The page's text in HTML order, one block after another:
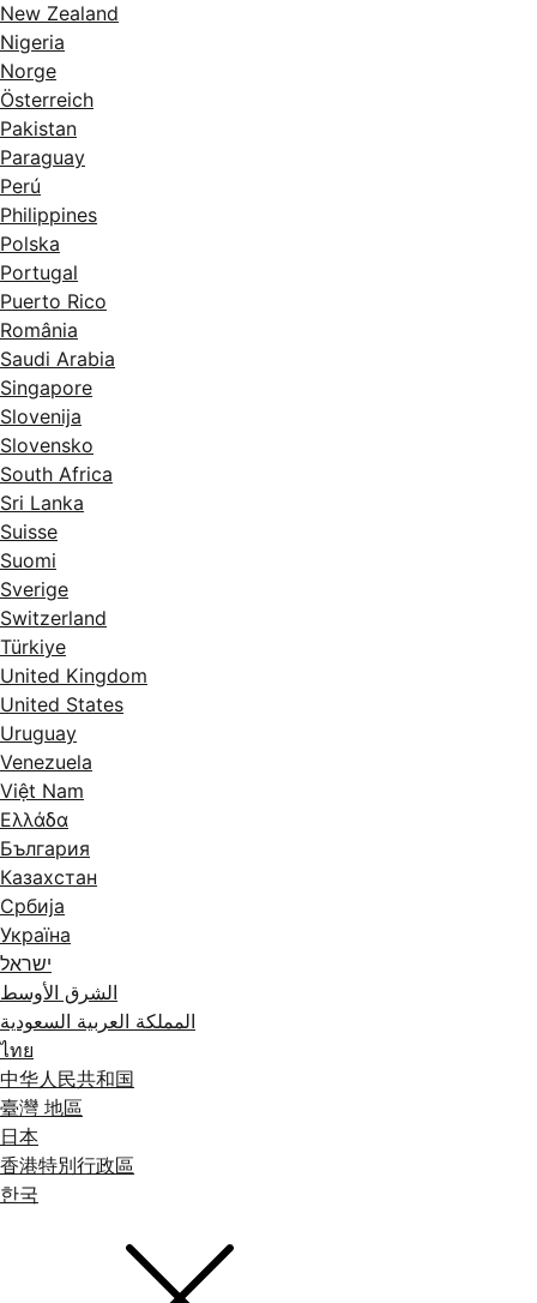
New Zealand
Nigeria
Norge
Österreich
Pakistan
Paraguay
Perú
Philippines
Polska
Portugal
Puerto Rico
România
Saudi Arabia
Singapore
Slovenija
Slovensko
South Africa
Sri Lanka
Suisse
Suomi
Sverige
Switzerland
Türkiye
United Kingdom
United States
Uruguay
Venezuela
Việt Nam
Ελλάδα
България
Казахстан
Србија
Україна
ישראל
الشرق الأوسط
المملكة العربية السعودية
ไทย
中华人民共和国
臺灣 地區
日本
香港特別行政區
한국